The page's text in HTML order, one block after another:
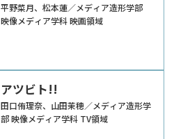
平野菜月、松本蓮／メディア造形学部
映像メディア学科 映画領域
アツビト!!
田口侑理奈、山田茉穂／メディア造形学
部 映像メディア学科 TV領域